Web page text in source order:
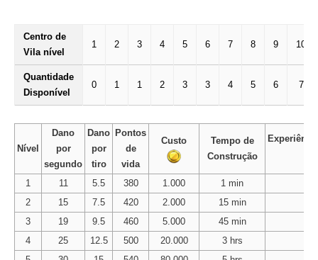
Centro de
Vila nível
1 2 3 4 5 6 7 8 9 10
Quantidade
Disponível
0 1 1 2 3 3 4 5 6 7
Nível
Dano
por
segundo
Dano
por
tiro
Pontos
de
vida
Custo
Tempo de
Construção
1 11 5.5 380 1.000 1 min
2
15 7.5 420 2.000 15 min
3
19 9.5 460 5.000 45 min
4
25 12.5 500 20.000 3 hrs